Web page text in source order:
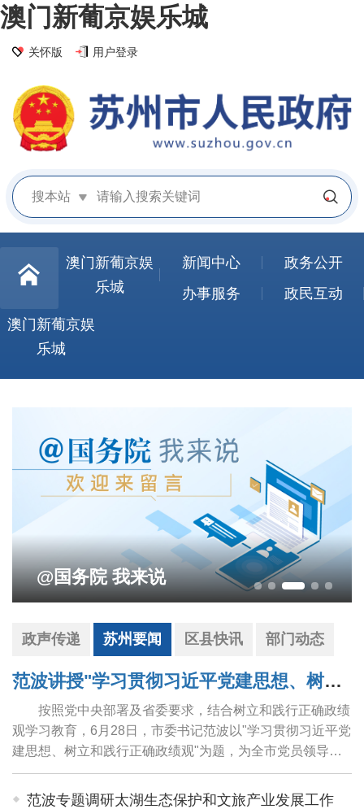
澳门新葡京娱乐城
关怀版 用户登录
搜本站
澳门新葡京娱
乐城
新闻中心
政务公开
办事服务
政民互动
澳门新葡京娱
乐城
影响营商环境建设问题线索征集
政声传递 苏州要闻 区县快讯 部门动态
范波讲授"学习贯彻习近平党建思想、树立和践行正确政绩观"专题党课
按照党中央部署及省委要求，结合树立和践行正确政绩
观学习教育，6月28日，市委书记范波以"学习贯彻习近平党
建思想、树立和践行正确政绩观"为题，为全市党员领导干
部讲授专题党课。他强调，要坚持用习近平党建思想武装头
脑、指导实践、推动工作，牢固树立和践...
范波专题调研太湖生态保护和文旅产业发展工作